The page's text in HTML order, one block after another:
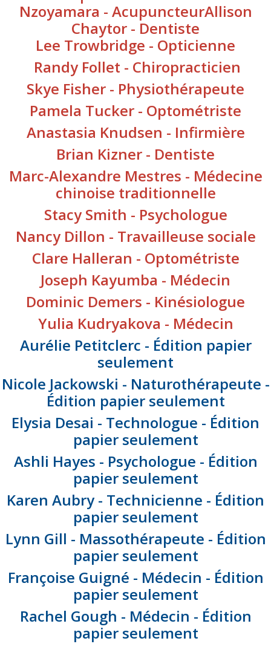
Nzoyamara - AcupuncteurAllison
Chaytor - Dentiste
Lee Trowbridge - Opticienne
Randy Follet - Chiropracticien
Skye Fisher - Physiothérapeute
Pamela Tucker - Optométriste
Anastasia Knudsen - Infirmière
Brian Kizner - Dentiste
Marc-Alexandre Mestres - Médecine
chinoise traditionnelle
Stacy Smith - Psychologue
Nancy Dillon - Travailleuse sociale
Clare Halleran - Optométriste
Joseph Kayumba - Médecin
Dominic Demers - Kinésiologue
Yulia Kudryakova - Médecin
Aurélie Petitclerc - Édition papier
seulement
Nicole Jackowski - Naturothérapeute -
Édition papier seulement
Elysia Desai - Technologue - Édition
papier seulement
Ashli Hayes - Psychologue - Édition
papier seulement
Karen Aubry - Technicienne - Édition
papier seulement
Lynn Gill - Massothérapeute - Édition
papier seulement
Françoise Guigné - Médecin - Édition
papier seulement
Rachel Gough - Médecin - Édition
papier seulement